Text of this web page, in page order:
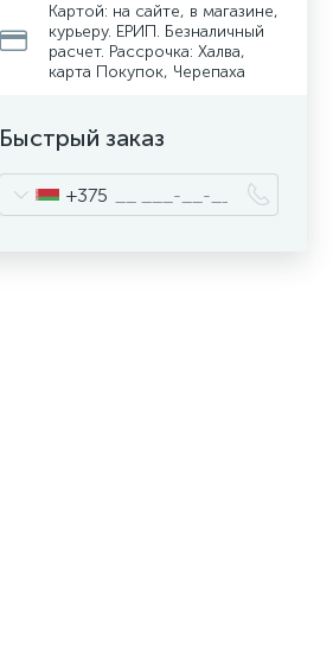
Картой: на сайте, в магазине,
курьеру. ЕРИП. Безналичный
расчет. Рассрочка: Халва,
карта Покупок, Черепаха
Быстрый заказ
+375